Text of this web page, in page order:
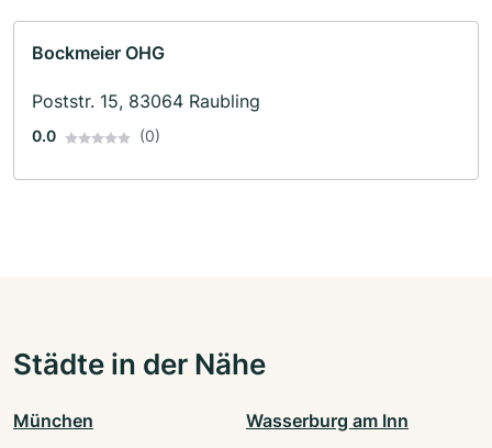
Bockmeier OHG
Poststr. 15, 83064 Raubling
0.0 (0)
Städte in der Nähe
München Wasserburg am Inn